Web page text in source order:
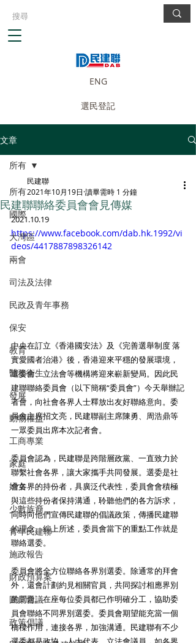
ENG
選民登記
文章
所有
國際
大灣區
兩會
司法及法律
民政及青年事務
保安
教育
醫務衛生
發展
動物權益
工商專業
家庭
婦女
少數族裔
青年民建聯
施政報告
財政預算案
圓桌會議
政策倡議
所有
民建聯聯絡委員會會見傳媒
民建聯
2021年10月19日 讀畢需時 1 分鐘
2021.10.19
https://www.facebook.com/dab.hk.1992/vi
deos/4417887898326142
中央在訂立《香港國安法》及《完善選舉制度 落
實愛國者治港》後，香港迎來平穩的發展環境，
選委會、立法會等機構將迎來嶄新變局。因此民
建聯聯絡委員會（以下簡稱“委員會”）今天舉辦記
者會，向社會各界人士釋放出友好聯絡意向。委
員會主席招文亮，民建聯副主席陳勇、周浩鼎等
一眾委員出席本次記者會。
委員會認為，民建聯是跨階層政黨、一直致力於
聯繫社會各界，讓大家攜手共同發展。選委是社
會各界的持份者，具廣泛代表性，委員會會積極
與這些持份者保持溝通，聆聽他們的各方訴求，
同時向他們宣傳民建聯的倡議政策，傳播民建聯
的理念。綜上所述，委員會當下的重點工作就是
聯絡選委。
委員會將全方位聯絡各界別選委。除通常的拜會
外，還會計劃約見相關官員，共同探討相應界別
的問題。在座每位委員都已作明確分工，協助委
員會聯絡不同界別選委。委員會期望能充當一個
橋樑作用，連接各界，加強溝通。民建聯有不少